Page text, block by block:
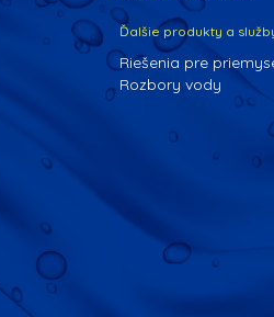
Ďalšie produkty a
Riešenia pre
Rozbory vody